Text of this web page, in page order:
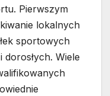
Pierwszym
lokalnych
sportowych
Wiele